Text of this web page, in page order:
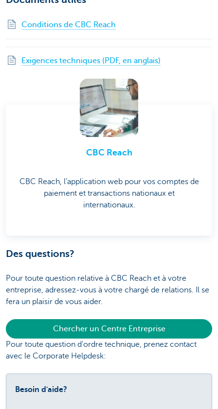
Conditions de CBC Reach
Exigences techniques (PDF, en anglais)
CBC Reach
CBC Reach, l’application web pour vos comptes de
paiement et transactions nationaux et
internationaux.
Des questions?
Pour toute question relative à CBC Reach et à votre
entreprise, adressez-vous à votre chargé de relations. Il se
fera un plaisir de vous aider.
Chercher un Centre Entreprise
Pour toute question d'ordre technique, prenez contact
avec le Corporate Helpdesk:
Besoin d'aide?